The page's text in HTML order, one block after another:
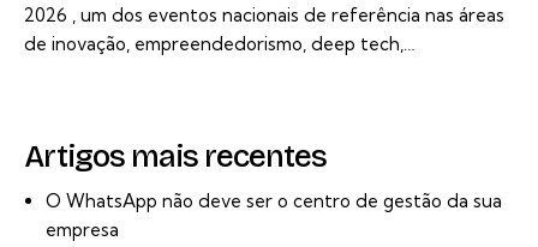
2026 , um dos eventos nacionais de referência nas áreas
de inovação, empreendedorismo, deep tech,…
Artigos mais recentes
O WhatsApp não deve ser o centro de gestão da sua
empresa